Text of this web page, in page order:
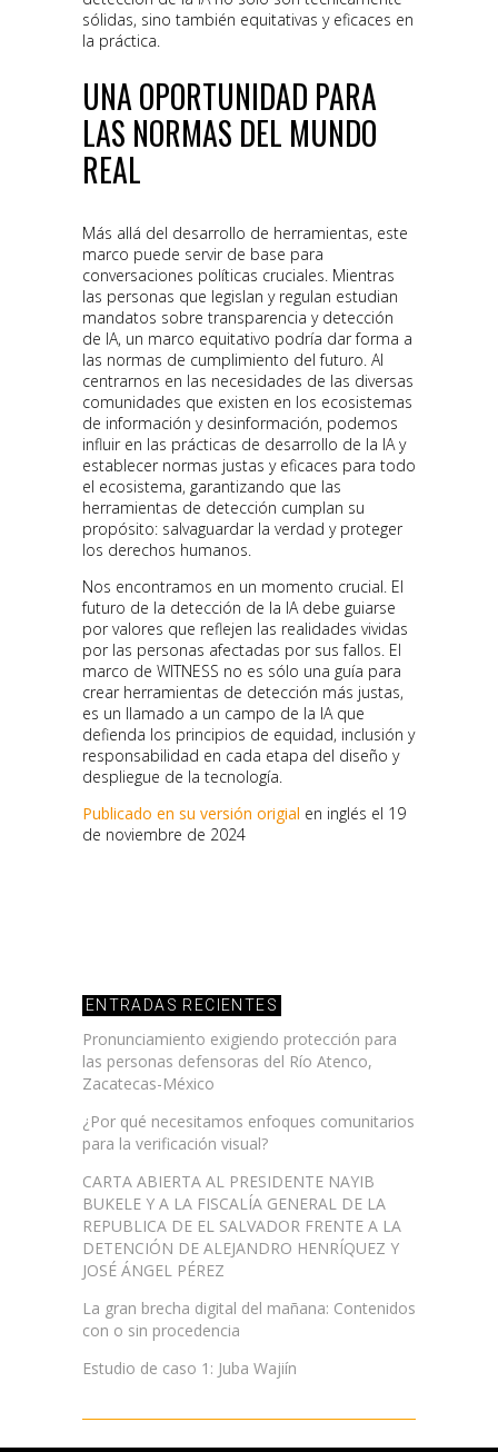
sólidas, sino también equitativas y eficaces en
la práctica.
UNA OPORTUNIDAD PARA
LAS NORMAS DEL MUNDO
REAL
Más allá del desarrollo de herramientas, este
marco puede servir de base para
conversaciones políticas cruciales. Mientras
las personas que legislan y regulan estudian
mandatos sobre transparencia y detección
de IA, un marco equitativo podría dar forma a
las normas de cumplimiento del futuro. Al
centrarnos en las necesidades de las diversas
comunidades que existen en los ecosistemas
de información y desinformación, podemos
influir en las prácticas de desarrollo de la IA y
establecer normas justas y eficaces para todo
el ecosistema, garantizando que las
herramientas de detección cumplan su
propósito: salvaguardar la verdad y proteger
los derechos humanos.
Nos encontramos en un momento crucial. El
futuro de la detección de la IA debe guiarse
por valores que reflejen las realidades vividas
por las personas afectadas por sus fallos. El
marco de WITNESS no es sólo una guía para
crear herramientas de detección más justas,
es un llamado a un campo de la IA que
defienda los principios de equidad, inclusión y
responsabilidad en cada etapa del diseño y
despliegue de la tecnología.
Publicado en su versión origial en inglés el 19
de noviembre de 2024
ENTRADAS RECIENTES
Pronunciamiento exigiendo protección para
las personas defensoras del Río Atenco,
Zacatecas-México
¿Por qué necesitamos enfoques comunitarios
para la verificación visual?
CARTA ABIERTA AL PRESIDENTE NAYIB
BUKELE Y A LA FISCALÍA GENERAL DE LA
REPUBLICA DE EL SALVADOR FRENTE A LA
DETENCIÓN DE ALEJANDRO HENRÍQUEZ Y
JOSÉ ÁNGEL PÉREZ
La gran brecha digital del mañana: Contenidos
con o sin procedencia
Estudio de caso 1: Juba Wajiín